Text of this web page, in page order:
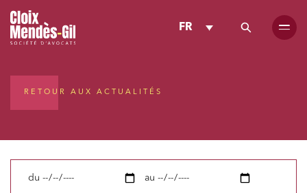
FR
RETOUR AUX ACTUALITÉS
du au